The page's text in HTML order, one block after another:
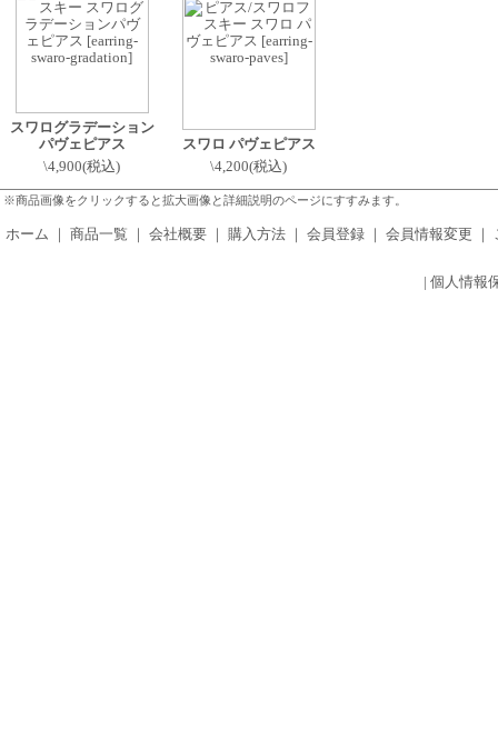
スワログラデーション
パヴェピアス
\4,900(税込)
スワロ パヴェピアス
\4,200(税込)
※商品画像をクリックすると拡大画像と詳細説明のページにすすみます。
ホーム ｜ 商品一覧 ｜ 会社概要 ｜ 購入方法 ｜ 会員登録 ｜ 会員情報変更 ｜
| 個人情報